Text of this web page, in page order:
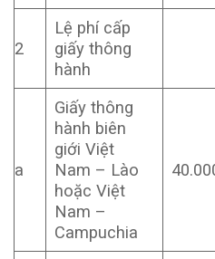
2
Lệ phí cấp
giấy thông
hành
a
Giấy thông
hành biên
giới Việt
Nam – Lào
hoặc Việt
Nam –
Campuchia